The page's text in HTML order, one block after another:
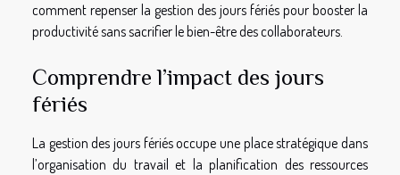
comment repenser la gestion des jours fériés pour booster la
productivité sans sacrifier le bien-être des collaborateurs.
Comprendre l’impact des jours
fériés
La gestion des jours fériés occupe une place stratégique dans
l’organisation du travail et la planification des ressources